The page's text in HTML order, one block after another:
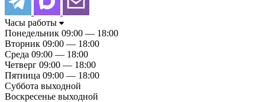
Часы работы
Понедельник 09:00 — 18:00
Вторник 09:00 — 18:00
Среда 09:00 — 18:00
Четверг 09:00 — 18:00
Пятница 09:00 — 18:00
Суббота выходной
Воскресенье выходной